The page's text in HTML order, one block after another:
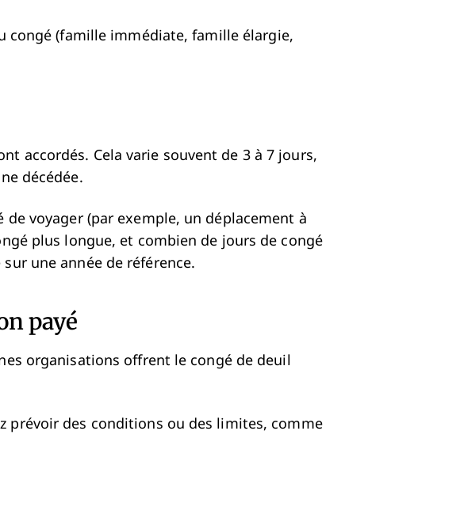
congé (famille immédiate, famille élargie,
accordés. Cela varie souvent de 3 à 7 jours,
décédée.
voyager (par exemple, un déplacement à
plus longue, et combien de jours de congé
une année de référence.
payé
organisations offrent le congé de deuil
prévoir des conditions ou des limites, comme